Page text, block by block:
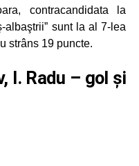
contracandidata la
albaştrii” sunt la al 7-lea
strâns 19 puncte.
I. Radu – gol și